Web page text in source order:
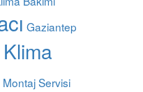
Gaziantep
Servisi